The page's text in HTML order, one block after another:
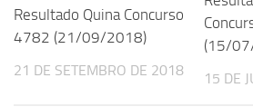
Resultado Quina Concurso
4782 (21/09/2018)
21 DE SETEMBRO DE 2018
(15/
15 DE